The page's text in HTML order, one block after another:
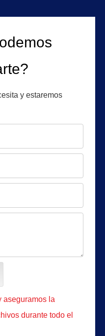
y estaremos
aseguramos la
durante todo el